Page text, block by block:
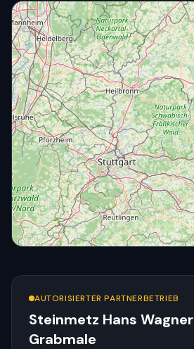
AUTORISIERTER PARTNERBETRIEB
Steinmetz Hans Wagner
Grabmale